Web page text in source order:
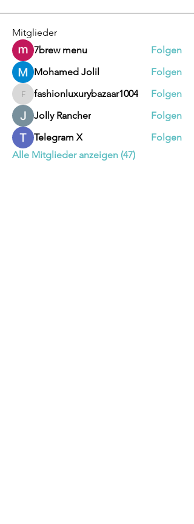
Mitglieder
7brew menu
Folgen
Mohamed Jolil
Folgen
fashionluxurybazaar1004
fashionluxurybazaar1004
Folgen
Jolly Rancher
Folgen
Telegram X
Folgen
Alle Mitglieder anzeigen (47)